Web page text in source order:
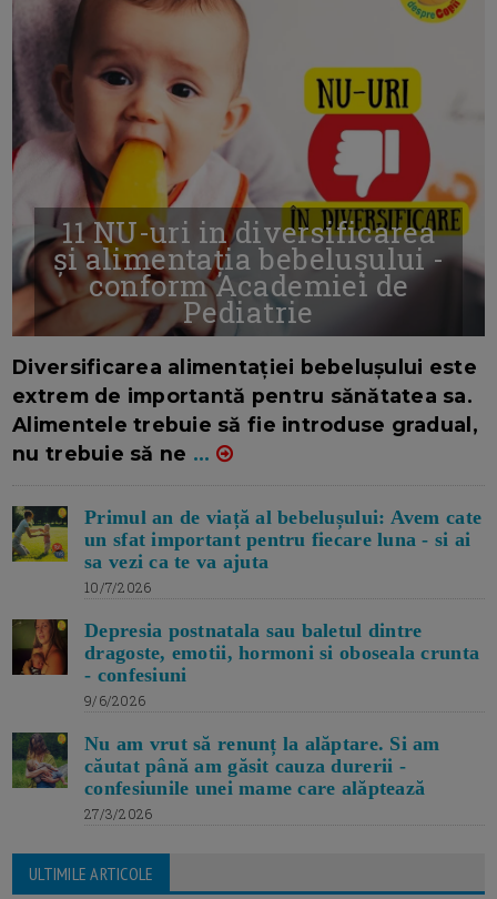
11 NU-uri in diversificarea
și alimentația bebelușului -
conform Academiei de
Pediatrie
Diversificarea alimentației bebelușului este
extrem de importantă pentru sănătatea sa.
Alimentele trebuie să fie introduse gradual,
nu trebuie să ne ...
Primul an de viață al bebelușului: Avem cate
un sfat important pentru fiecare luna - si ai
sa vezi ca te va ajuta
10/7/2026
Depresia postnatala sau baletul dintre
dragoste, emotii, hormoni si oboseala crunta
- confesiuni
9/6/2026
Nu am vrut să renunț la alăptare. Si am
căutat până am găsit cauza durerii -
confesiunile unei mame care alăptează
27/3/2026
ULTIMILE ARTICOLE